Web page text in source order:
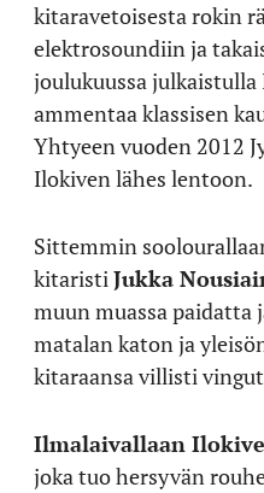
kitaravetoisesta rokin
elektrosoundiin ja
joulukuussa
ammentaa klassisen
Yhtyeen vuoden 2012
Ilokiven lähes lentoon.
Sittemmin
kitaristiJukka
muun muassa paidatta
matalan katon ja
kitaraansa villisti
Ilmalaivallaan
joka tuo hersyvän